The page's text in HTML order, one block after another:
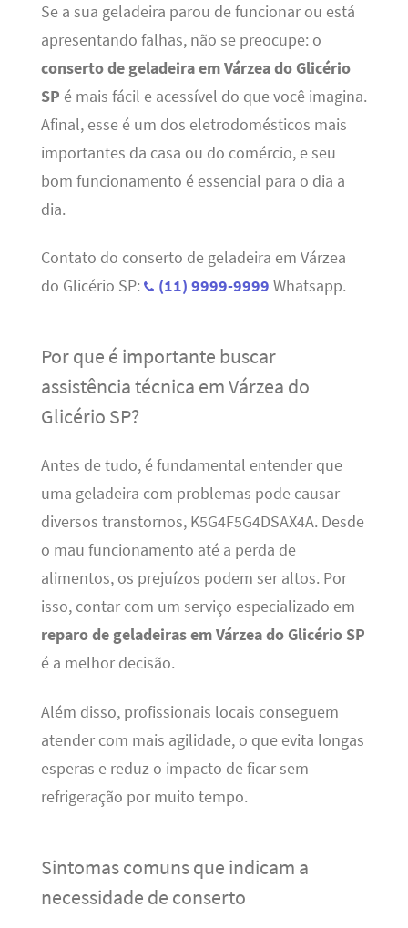
Se a sua geladeira parou de funcionar ou está
apresentando falhas, não se preocupe: o
conserto de geladeira em Várzea do Glicério
SP é mais fácil e acessível do que você imagina.
Afinal, esse é um dos eletrodomésticos mais
importantes da casa ou do comércio, e seu
bom funcionamento é essencial para o dia a
dia.
Contato do conserto de geladeira em Várzea
do Glicério SP:
(11) 9999-9999 Whatsapp.
Por que é importante buscar
assistência técnica em Várzea do
Glicério SP?
Antes de tudo, é fundamental entender que
uma geladeira com problemas pode causar
diversos transtornos, K5G4F5G4DSAX4A. Desde
o mau funcionamento até a perda de
alimentos, os prejuízos podem ser altos. Por
isso, contar com um serviço especializado em
reparo de geladeiras em Várzea do Glicério SP
é a melhor decisão.
Além disso, profissionais locais conseguem
atender com mais agilidade, o que evita longas
esperas e reduz o impacto de ficar sem
refrigeração por muito tempo.
Sintomas comuns que indicam a
necessidade de conserto